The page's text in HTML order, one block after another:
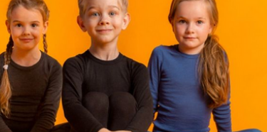
условиями
в
,